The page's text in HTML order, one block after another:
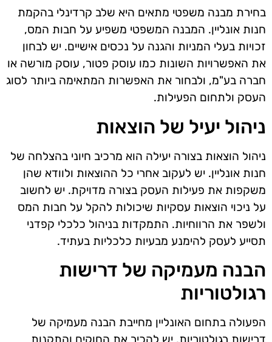
בחירת מבנה משפטי מתאים היא שלב קרדינלי בהקמת
חנות אונליין. המבנה המשפטי משפיע על חבות המס,
זכויות בעלי המניות והגנה על נכסים אישיים. יש לבחון
את האפשרויות השונות כמו עוסק פטור, עוסק מורשה או
חברה בע"מ, ולבחור את האפשרות המתאימה ביותר לסוג
העסק ולתחום הפעילות.
ניהול יעיל של הוצאות
ניהול הוצאות בצורה יעילה הוא מרכיב חיוני בהצלחה של
חנות אונליין. יש לעקוב אחרי כל ההוצאות ולוודא שהן
משקפות את פעילות העסק בצורה מדויקת. יש לחשוב
על ניכוי הוצאות עסקיות שיכולות להקל על חבות המס
ולשפר את הרווחיות. התמקדות בניהול כלכלי קפדני
תסייע לעסק להימנע מבעיות כלכליות בעתיד.
הבנה מעמיקה של דרישות
רגולטוריות
הפעולה בתחום האונליין מחייבת הבנה מעמיקה של